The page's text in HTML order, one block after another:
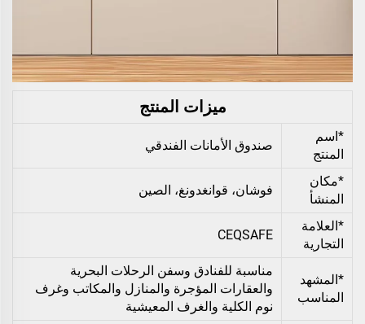
ميزات المنتج
*اسم
المنتج
صندوق الأمانات الفندقي
*مكان
المنشأ
فوشان، قوانغدونغ، الصين
*العلامة
التجارية
CEQSAFE
*المشهد
المناسب
مناسبة للفنادق وسفن الرحلات البحرية
والعقارات المؤجرة والمنازل والمكاتب وغرف
نوم الكلية والغرف المعيشية